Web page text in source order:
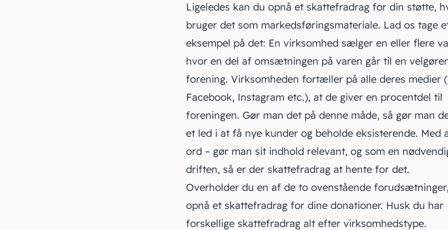
Ligeledes kan du opnå et skattefradrag for din støtte,
bruger det som markedsføringsmateriale. Lad os tage
eksempel på det: En virksomhed sælger en eller flere
hvor en del af omsætningen på varen går til en
forening. Virksomheden fortæller på alle deres medier
Facebook, Instagram etc.), at de giver en procentdel til
foreningen. Gør man det på denne måde, så gør man
et led i at få nye kunder og beholde eksisterende. Med
ord – gør man sit indhold relevant, og som en
driften, så er der skattefradrag at hente for det.
Overholder du en af de to ovenstående
opnå et skattefradrag for dine donationer. Husk du har
forskellige skattefradrag alt efter virksomhedstype.